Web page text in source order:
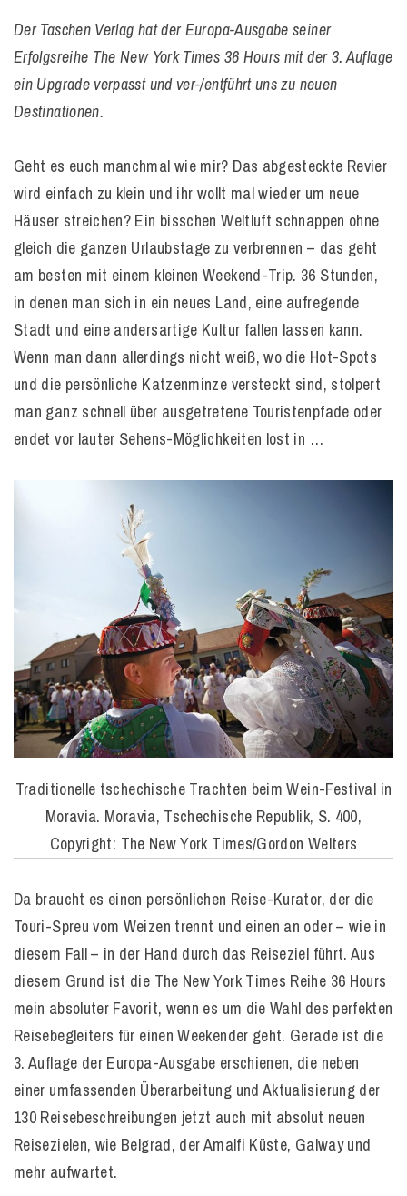
Der Taschen Verlag hat der Europa-Ausgabe seiner
Erfolgsreihe The New York Times 36 Hours mit der 3. Auflage
ein Upgrade verpasst und ver-/entführt uns zu neuen
Destinationen.
Geht es euch manchmal wie mir? Das abgesteckte Revier
wird einfach zu klein und ihr wollt mal wieder um neue
Häuser streichen? Ein bisschen Weltluft schnappen ohne
gleich die ganzen Urlaubstage zu verbrennen – das geht
am besten mit einem kleinen Weekend-Trip. 36 Stunden,
in denen man sich in ein neues Land, eine aufregende
Stadt und eine andersartige Kultur fallen lassen kann.
Wenn man dann allerdings nicht weiß, wo die Hot-Spots
und die persönliche Katzenminze versteckt sind, stolpert
man ganz schnell über ausgetretene Touristenpfade oder
endet vor lauter Sehens-Möglichkeiten lost in …
Traditionelle tschechische Trachten beim Wein-Festival in
Moravia. Moravia, Tschechische Republik, S. 400,
Copyright: The New York Times/Gordon Welters
Da braucht es einen persönlichen Reise-Kurator, der die
Touri-Spreu vom Weizen trennt und einen an oder – wie in
diesem Fall – in der Hand durch das Reiseziel führt. Aus
diesem Grund ist die The New York Times Reihe 36 Hours
mein absoluter Favorit, wenn es um die Wahl des perfekten
Reisebegleiters für einen Weekender geht. Gerade ist die
3. Auflage der Europa-Ausgabe erschienen, die neben
einer umfassenden Überarbeitung und Aktualisierung der
130 Reisebeschreibungen jetzt auch mit absolut neuen
Reisezielen, wie Belgrad, der Amalfi Küste, Galway und
mehr aufwartet.